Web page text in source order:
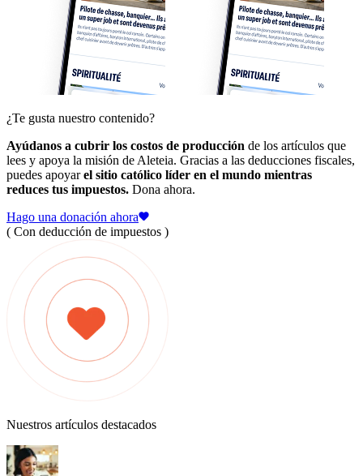
¿Te gusta nuestro contenido?
Ayúdanos a cubrir los costos de producción de los artículos que
lees y apoya la misión de Aleteia. Gracias a las deducciones fiscales,
puedes apoyarel sitio católico líder en el mundo mientras
reduces tus impuestos. Dona ahora.
Hago una donación ahora
( Con deducción de impuestos )
Nuestros artículos destacados